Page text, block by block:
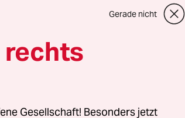
Es kann ja
Über die
Zeit
Gerade nicht
rechts
Gesellschaft! Besonders jetzt